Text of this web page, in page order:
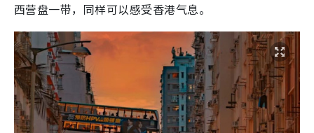
西营盘一带，同样可以感受香港气息。